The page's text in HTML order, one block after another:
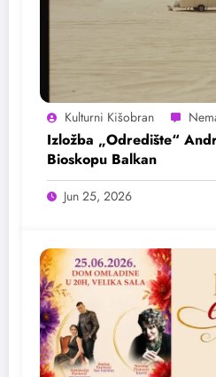
Kulturni Kišobran
Izložba „Odredište“
Bioskopu Balkan
Jun 25, 2026